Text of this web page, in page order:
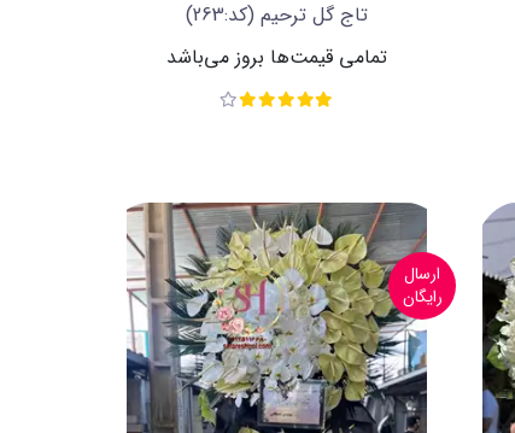
تاج گل ترحیم (کد:263)
تمامی قیمت‌ها بروز می‌باشد
ارسال
رایگان